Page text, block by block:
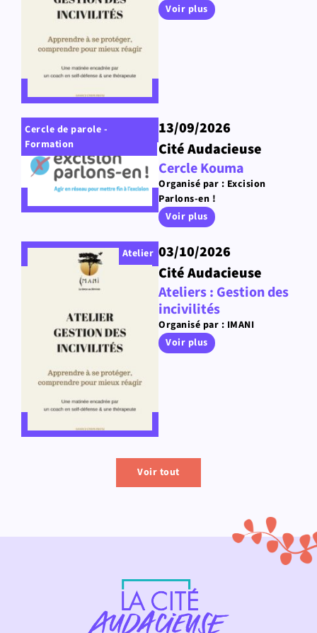
Voir plus
Cercle de parole -
Formation
13/09/2026
Cité Audacieuse
Cercle Kouma
Organisé par : Excision
Parlons-en !
Voir plus
Atelier 03/10/2026
Cité Audacieuse
Ateliers : Gestion des
incivilités
Organisé par : IMANI
Voir plus
Voir tout